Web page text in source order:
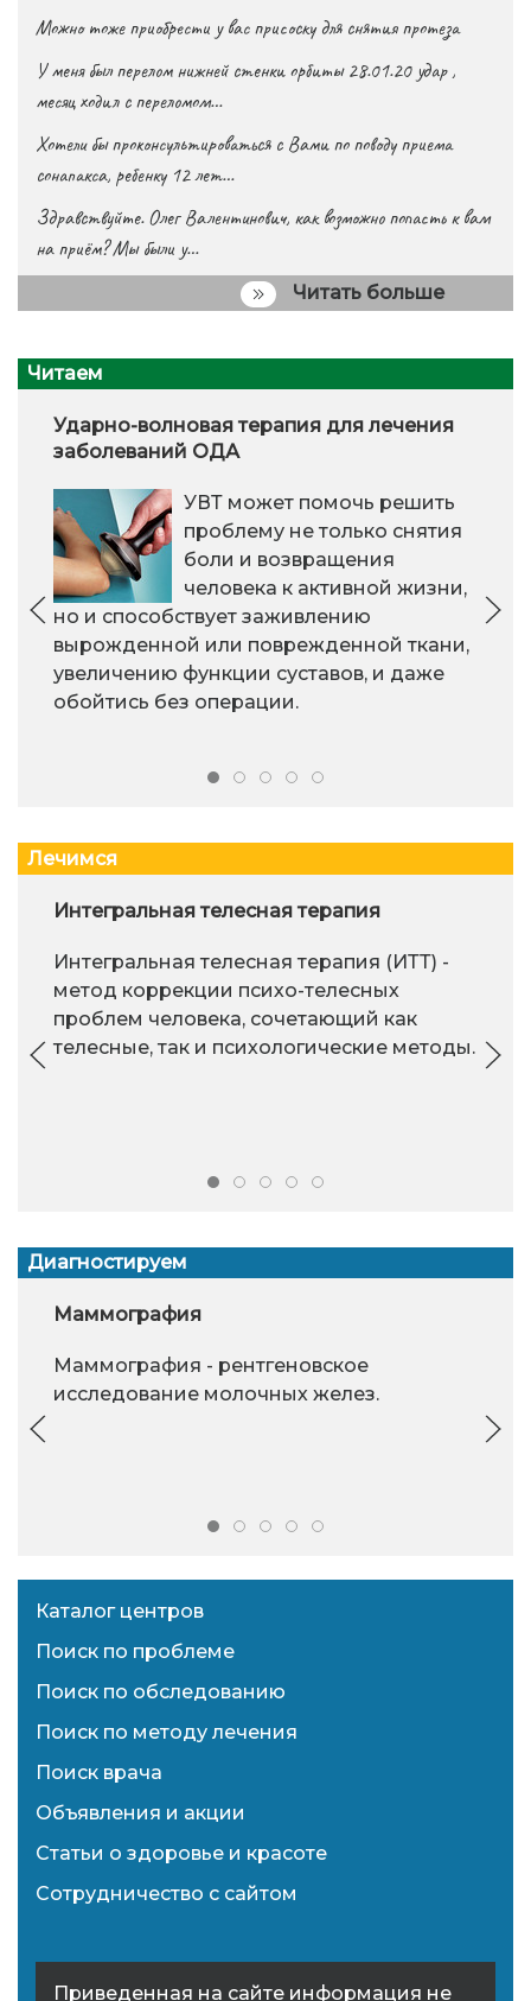
Можно тоже приобрести у вас присоску для снятия протеза
У меня был перелом нижней стенки орбиты 28.01.20 удар ,
месяц ходил с переломом…
Хотели бы проконсультироваться с Вами по поводу приема
сонапакса, ребенку 12 лет…
Здравствуйте. Олег Валентинович, как возможно попасть к вам
на приём? Мы были у…
Читать больше
Читаем
Ударно-волновая терапия для лечения
заболеваний ОДА
УВТ может помочь решить
проблему не только снятия
боли и возвращения
человека к активной жизни,
но и способствует заживлению
вырожденной или поврежденной ткани,
увеличению функции суставов, и даже
обойтись без операции.
Лечимся
Интегральная телесная терапия
Интегральная телесная терапия (ИТТ) -
метод коррекции психо-телесных
проблем человека, сочетающий как
телесные, так и психологические методы.
Диагностируем
Маммография
Маммография - рентгеновское
исследование молочных желез.
Каталог центров
Поиск по проблеме
Поиск по обследованию
Поиск по методу лечения
Поиск врача
Объявления и акции
Статьи о здоровье и красоте
Сотрудничество с сайтом
Приведенная на сайте информация не